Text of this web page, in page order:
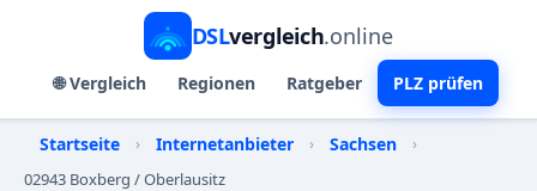
DSLvergleich.online
🌐 Vergleich Regionen Ratgeber PLZ prüfen
Startseite › Internetanbieter › Sachsen
›
02943 Boxberg / Oberlausitz